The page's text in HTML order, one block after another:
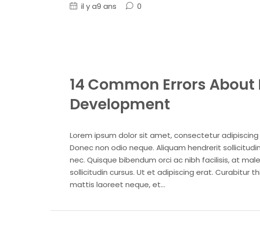
il y a9 ans 0
14 Common Errors About
Development
Lorem ipsum dolor sit amet, consectetur
Donec non odio neque. Aliquam hendrerit
nec. Quisque bibendum orci ac nibh facilisis, at
sollicitudin cursus. Ut et adipiscing erat. Curabitur
mattis laoreet neque, et...